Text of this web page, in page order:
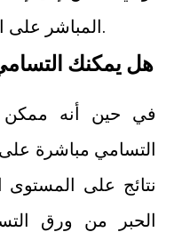
المباشر على البوليستر مع هذه المادة فقط.
هل يمكنك
في حين أنه ممكن
التسامي مباشرة
نتائج على
الحبر من ورق